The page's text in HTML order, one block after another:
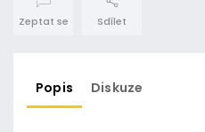
Zeptat se Sdílet
Popis Diskuze